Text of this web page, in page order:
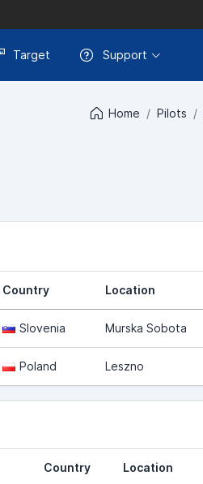
Target Support
Home Pilots
Country Location
Slovenia Murska Sobota
Poland Leszno
Country Location